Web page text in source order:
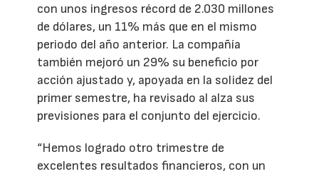
con unos ingresos récord de 2.030 millones
de dólares, un 11% más que en el mismo
periodo del año anterior. La compañía
también mejoró un 29% su beneficio por
acción ajustado y, apoyada en la solidez del
primer semestre, ha revisado al alza sus
previsiones para el conjunto del ejercicio.
“Hemos logrado otro trimestre de
excelentes resultados financieros, con un